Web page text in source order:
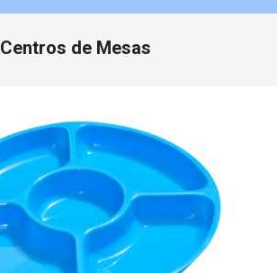
Centros de Mesas